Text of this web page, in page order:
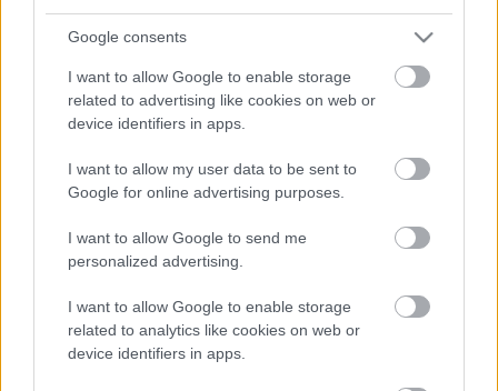
Google consents
I want to allow Google to enable storage
related to advertising like cookies on web or
device identifiers in apps.
I want to allow my user data to be sent to
Google for online advertising purposes.
I want to allow Google to send me
personalized advertising.
I want to allow Google to enable storage
related to analytics like cookies on web or
device identifiers in apps.
40 éve a Duna mélyén a titokzatos
Senki szigete
donkanyar•2011. december 10.